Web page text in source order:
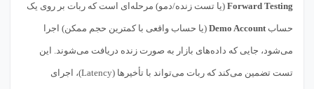
Forward Testing (یا تست زنده/دمو) مرحله‌ای است که ربات بر روی یک
حسابDemo Account (یا حساب واقعی با کمترین حجم ممکن) اجرا
می‌شود، جایی که داده‌های بازار به صورت زنده دریافت می‌شوند. این
تست تضمین می‌کند که ربات می‌تواند با تأخیرها (Latency)، اجرای